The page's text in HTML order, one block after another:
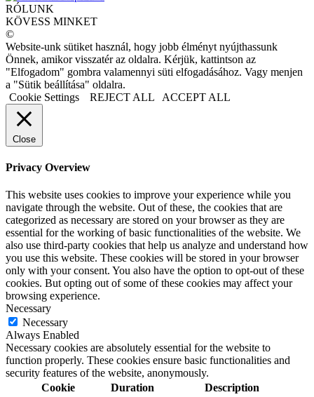
RÓLUNK
KÖVESS MINKET
©
Website-unk sütiket használ, hogy jobb élményt nyújthassunk
Önnek, amikor visszatér az oldalra. Kérjük, kattintson az
"Elfogadom" gombra valamennyi süti elfogadásához. Vagy menjen
a "Sütik beállítása" oldalra.
Cookie Settings
REJECT ALL ACCEPT ALL
Close
Privacy Overview
This website uses cookies to improve your experience while you
navigate through the website. Out of these, the cookies that are
categorized as necessary are stored on your browser as they are
essential for the working of basic functionalities of the website. We
also use third-party cookies that help us analyze and understand how
you use this website. These cookies will be stored in your browser
only with your consent. You also have the option to opt-out of these
cookies. But opting out of some of these cookies may affect your
browsing experience.
Necessary
Necessary
Always Enabled
Necessary cookies are absolutely essential for the website to
function properly. These cookies ensure basic functionalities and
security features of the website, anonymously.
Cookie
Duration Description